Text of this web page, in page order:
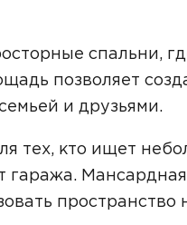
спальни,
позволяет
и друзьями.
тех, кто ищет
гаража.